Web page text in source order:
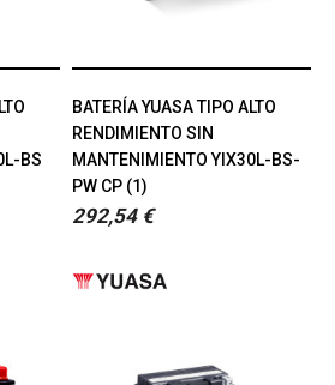
BS
BATERÍA YUASA TIPO ALTO
RENDIMIENTO SIN
MANTENIMIENTO YIX30L-BS-
PW CP (1)
292,54 €